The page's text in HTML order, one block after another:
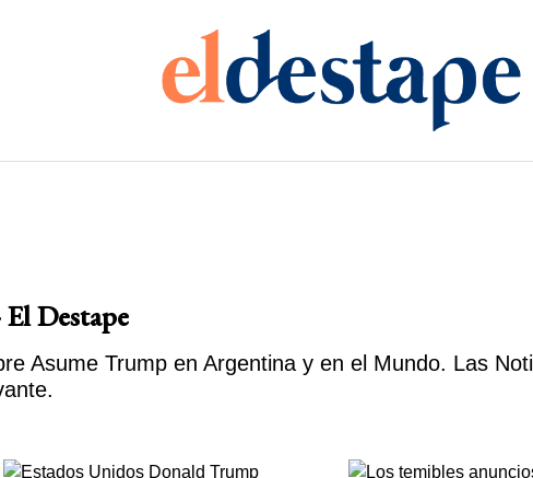
Destape
Asume Trump en Argentina y en el Mundo. Las